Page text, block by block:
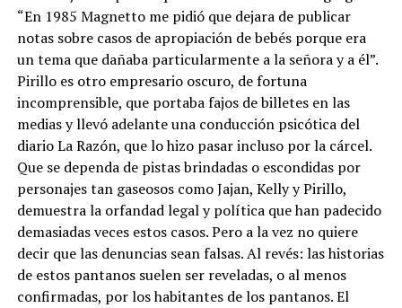
“En 1985 Magnetto me pidió que dejara de publicar
notas sobre casos de apropiación de bebés porque era
un tema que dañaba particularmente a la señora y a él”.
Pirillo es otro empresario oscuro, de fortuna
incomprensible, que portaba fajos de billetes en las
medias y llevó adelante una conducción psicótica del
diario La Razón, que lo hizo pasar incluso por la cárcel.
Que se dependa de pistas brindadas o escondidas por
personajes tan gaseosos como Jajan, Kelly y Pirillo,
demuestra la orfandad legal y política que han padecido
demasiadas veces estos casos. Pero a la vez no quiere
decir que las denuncias sean falsas. Al revés: las historias
de estos pantanos suelen ser reveladas, o al menos
confirmadas, por los habitantes de los pantanos. El